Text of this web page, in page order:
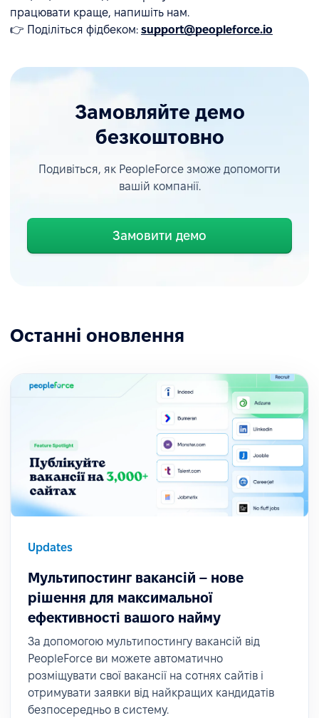
працювати краще, напишіть нам.
👉 Поділіться фідбеком: support@peopleforce.io
Замовляйте демо
безкоштовно
Подивіться, як PeopleForce зможе допомогти
вашій компанії.
Замовити демо
Останні оновлення
Updates
Мультипостинг вакансій – нове
рішення для максимальної
ефективності вашого найму
За допомогою мультипостингу вакансій від
PeopleForce ви можете автоматично
розміщувати свої вакансії на сотнях сайтів і
отримувати заявки від найкращих кандидатів
безпосередньо в систему.